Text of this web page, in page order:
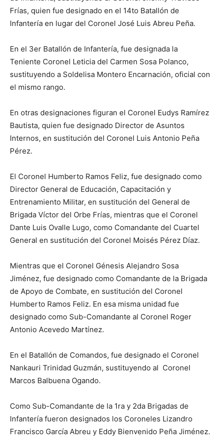
Frías, quien fue designado en el 14to Batallón de
Infantería en lugar del Coronel José Luis Abreu Peña.
En el 3er Batallón de Infantería, fue designada la
Teniente Coronel Leticia del Carmen Sosa Polanco,
sustituyendo a Soldelisa Montero Encarnación, oficial con
el mismo rango.
En otras designaciones figuran el Coronel Eudys Ramírez
Bautista, quien fue designado Director de Asuntos
Internos, en sustitución del Coronel Luis Antonio Peña
Pérez.
El Coronel Humberto Ramos Feliz, fue designado como
Director General de Educación, Capacitación y
Entrenamiento Militar, en sustitución del General de
Brigada Víctor del Orbe Frías, mientras que el Coronel
Dante Luis Ovalle Lugo, como Comandante del Cuartel
General en sustitución del Coronel Moisés Pérez Díaz.
Mientras que el Coronel Génesis Alejandro Sosa
Jiménez, fue designado como Comandante de la Brigada
de Apoyo de Combate, en sustitución del Coronel
Humberto Ramos Feliz. En esa misma unidad fue
designado como Sub-Comandante al Coronel Roger
Antonio Acevedo Martínez.
En el Batallón de Comandos, fue designado el Coronel
Nankauri Trinidad Guzmán, sustituyendo al Coronel
Marcos Balbuena Ogando.
Como Sub-Comandante de la 1ra y 2da Brigadas de
Infantería fueron designados los Coroneles Lizandro
Francisco García Abreu y Eddy Bienvenido Peña Jiménez.